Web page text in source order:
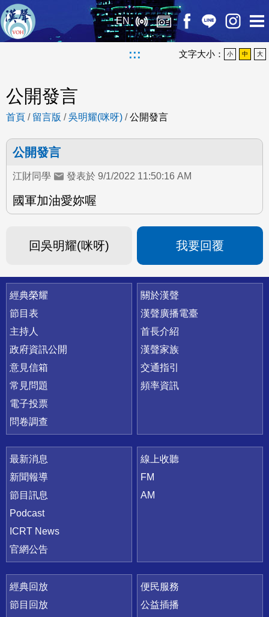
EN
::: 文字大小： 小 中 大
公開發言
首頁 / 留言版 /吳明耀(咪呀) /公開發言
公開發言
江財同學 發表於 9/1/2022 11:50:16 AM
國軍加油愛妳喔
回吳明耀(咪呀) 我要回覆
快速連結
經典榮耀
節目表
主持人
政府資訊公開
意見信箱
常見問題
電子投票
問卷調查
關於漢聲
漢聲廣播電臺
首長介紹
漢聲家族
交通指引
頻率資訊
最新消息
新聞報導
節目訊息
Podcast
ICRT News
官網公告
線上收聽
FM
AM
經典回放
節目回放
便民服務
公益插播